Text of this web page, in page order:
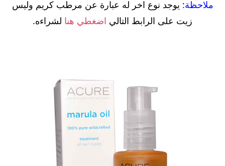
ملاحظة: يوجد نوع اخر له عبارة عن مرطب كريم وليس
زيت على الرابط التالي اضغطي هنا لشراءه.